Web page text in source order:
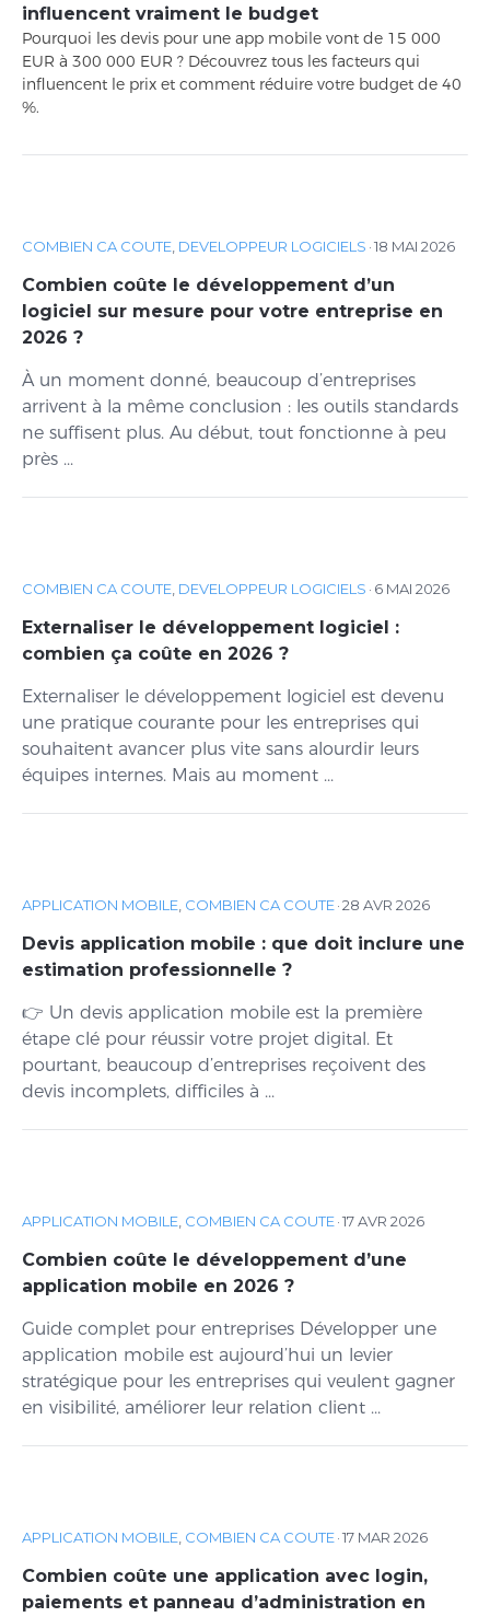
influencent vraiment le budget
Pourquoi les devis pour une app mobile vont de 15 000
EUR à 300 000 EUR ? Découvrez tous les facteurs qui
influencent le prix et comment réduire votre budget de 40
%.
COMBIEN CA COUTE, DEVELOPPEUR LOGICIELS ·18 MAI 2026
Combien coûte le développement d’un
logiciel sur mesure pour votre entreprise en
2026 ?
À un moment donné, beaucoup d’entreprises
arrivent à la même conclusion : les outils standards
ne suffisent plus. Au début, tout fonctionne à peu
près ...
COMBIEN CA COUTE, DEVELOPPEUR LOGICIELS · 6 MAI 2026
Externaliser le développement logiciel :
combien ça coûte en 2026 ?
Externaliser le développement logiciel est devenu
une pratique courante pour les entreprises qui
souhaitent avancer plus vite sans alourdir leurs
équipes internes. Mais au moment ...
APPLICATION MOBILE, COMBIEN CA COUTE·28 AVR 2026
Devis application mobile : que doit inclure une
estimation professionnelle ?
👉 Un devis application mobile est la première
étape clé pour réussir votre projet digital. Et
pourtant, beaucoup d’entreprises reçoivent des
devis incomplets, difficiles à ...
APPLICATION MOBILE, COMBIEN CA COUTE·17 AVR 2026
Combien coûte le développement d’une
application mobile en 2026 ?
Guide complet pour entreprises Développer une
application mobile est aujourd’hui un levier
stratégique pour les entreprises qui veulent gagner
en visibilité, améliorer leur relation client ...
APPLICATION MOBILE, COMBIEN CA COUTE·17 MAR 2026
Combien coûte une application avec login,
paiements et panneau d’administration en